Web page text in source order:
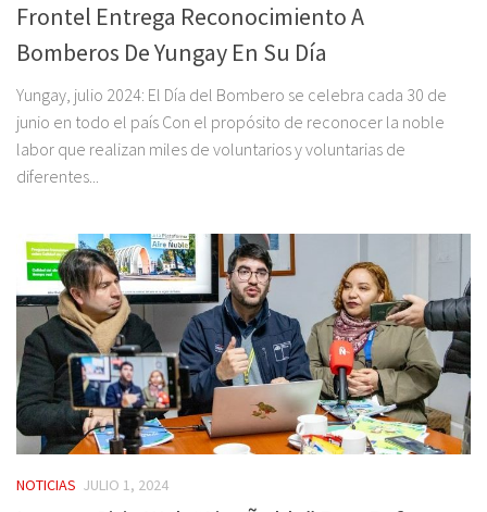
Frontel Entrega Reconocimiento A
Bomberos De Yungay En Su Día
Yungay, julio 2024: El Día del Bombero se celebra cada 30 de
junio en todo el país Con el propósito de reconocer la noble
labor que realizan miles de voluntarios y voluntarias de
diferentes...
NOTICIAS JULIO 1, 2024